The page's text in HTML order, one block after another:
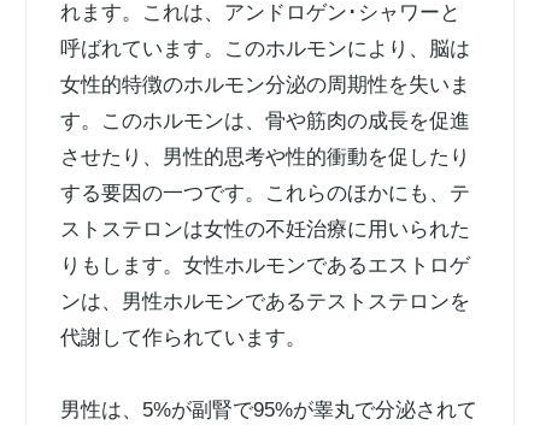
れます。これは、アンドロゲン･シャワーと
呼ばれています。このホルモンにより、脳は
女性的特徴のホルモン分泌の周期性を失いま
す。このホルモンは、骨や筋肉の成長を促進
させたり、男性的思考や性的衝動を促したり
する要因の一つです。これらのほかにも、テ
ストステロンは女性の不妊治療に用いられた
りもします。女性ホルモンであるエストロゲ
ンは、男性ホルモンであるテストステロンを
代謝して作られています。
男性は、5%が副腎で95%が睾丸で分泌されて